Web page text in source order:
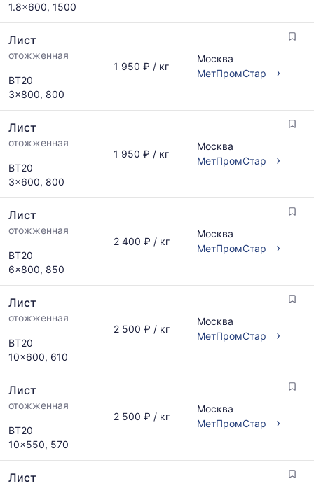
1.8x600, 1500
Лист
отожженная
ВТ20
3x800, 800
1 950 ₽ / кг
Москва
МетПромСтар
›
Лист
отожженная
ВТ20
3x600, 800
1 950 ₽ / кг
Москва
МетПромСтар
›
Лист
отожженная
ВТ20
6x800, 850
2 400 ₽ / кг
Москва
МетПромСтар
›
Лист
отожженная
ВТ20
10x600, 610
2 500 ₽ / кг
Москва
МетПромСтар
›
Лист
отожженная
ВТ20
10x550, 570
2 500 ₽ / кг
Москва
МетПромСтар
›
Лист